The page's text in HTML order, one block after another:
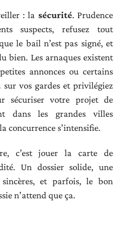
: la sécurité. Prudence
suspects, refusez tout
le bail n’est pas signé, et
bien. Les arnaques existent
annonces ou certains
sur vos gardes et privilégiez
sécuriser votre projet de
dans les grandes villes
concurrence s’intensifie.
c’est jouer la carte de
Un dossier solide, une
et parfois, le bon
n’attend que ça.